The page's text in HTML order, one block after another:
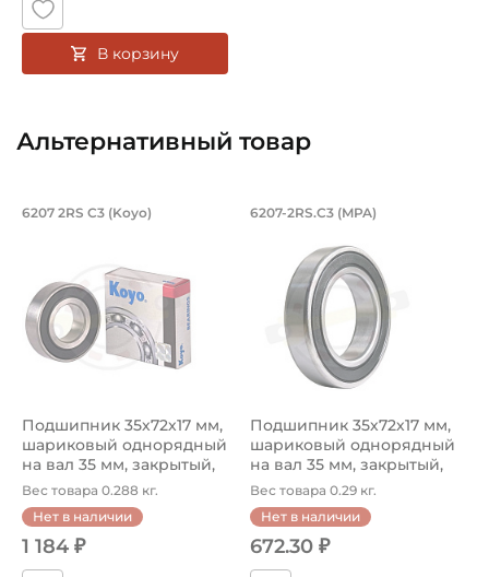
В корзину
Альтернативный товар
Подшипник 35х72х17 мм, шариковый
6207 2RS C3 (Koyo)
Подшипник 35х72х17 мм,
шариковый однорядный
на вал 35 мм, закрытый,
уве...
Вес товара 0.288 кг.
Нет в наличии
1 184 ₽
Подшипник
6207-2RS.C3 (MPA)
Подшипник 35х72х17 мм,
шариковый однорядный
на вал 35 мм, закрытый,
уве...
Вес товара 0.29 кг.
Нет в наличии
672.30 ₽